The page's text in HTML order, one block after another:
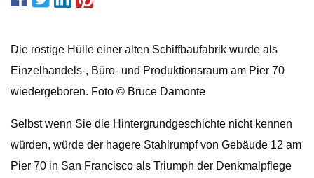
Die rostige Hülle einer alten Schiffbaufabrik wurde als
Einzelhandels-, Büro- und Produktionsraum am Pier 70
wiedergeboren. Foto © Bruce Damonte
Selbst wenn Sie die Hintergrundgeschichte nicht kennen
würden, würde der hagere Stahlrumpf von Gebäude 12 am
Pier 70 in San Francisco als Triumph der Denkmalpflege